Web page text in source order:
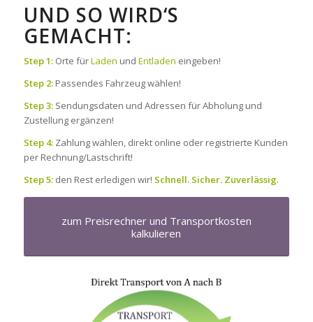
UND SO WIRD‘S
GEMACHT:
Step 1:Orte fürLaden und Entladen eingeben!
Step 2:Passendes Fahrzeug wählen!
Step 3:Sendungsdaten und Adressen für Abholung und
Zustellung ergänzen!
Step 4:Zahlung wählen, direkt online oder registrierte Kunden
per Rechnung/Lastschrift!
Step 5:den Rest erledigen wir! Schnell. Sicher. Zuverlässig.
zum Preisrechner und Transportkosten
kalkulieren